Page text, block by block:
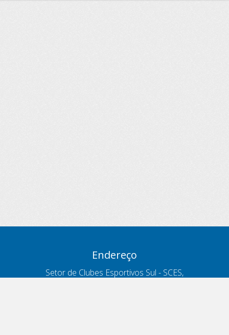
Endereço
Setor de Clubes Esportivos Sul - SCES,